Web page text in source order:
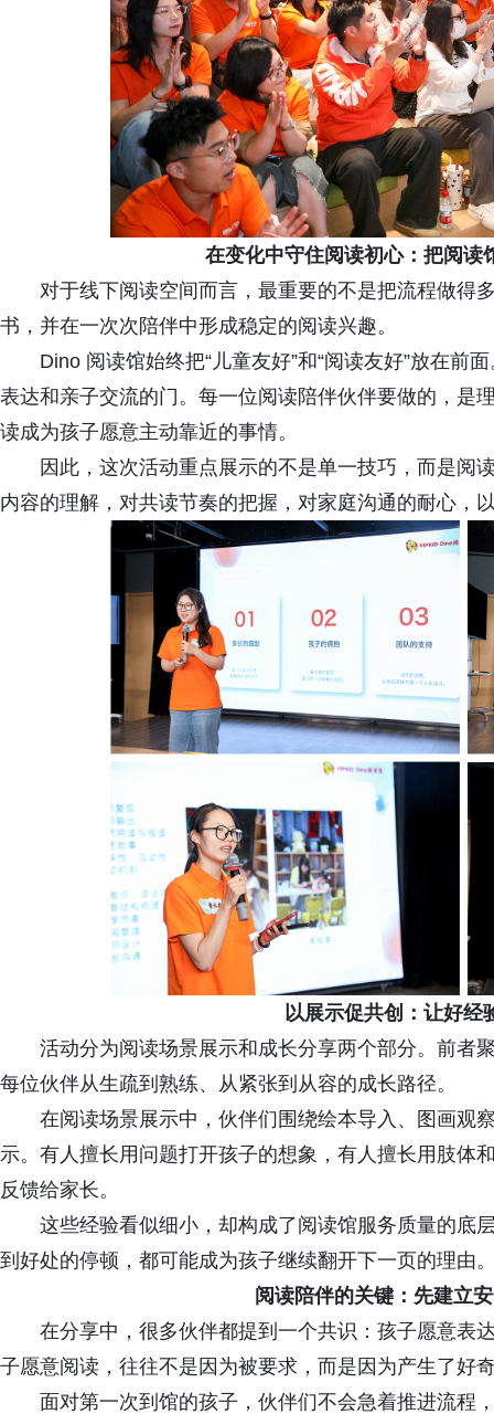
在变化中守住阅读初心：把阅读
对于线下阅读空间而言，最重要的不是把流程做得
书，并在一次次陪伴中形成稳定的阅读兴趣。
Dino 阅读馆始终把“儿童友好”和“阅读友好”放在前
表达和亲子交流的门。每一位阅读陪伴伙伴要做的，是
读成为孩子愿意主动靠近的事情。
因此，这次活动重点展示的不是单一技巧，而是阅
内容的理解，对共读节奏的把握，对家庭沟通的耐心，
以展示促共创：让好经
活动分为阅读场景展示和成长分享两个部分。前者
每位伙伴从生疏到熟练、从紧张到从容的成长路径。
在阅读场景展示中，伙伴们围绕绘本导入、图画观
示。有人擅长用问题打开孩子的想象，有人擅长用肢体
反馈给家长。
这些经验看似细小，却构成了阅读馆服务质量的底
到好处的停顿，都可能成为孩子继续翻开下一页的理由
阅读陪伴的关键：先建立
在分享中，很多伙伴都提到一个共识：孩子愿意表
子愿意阅读，往往不是因为被要求，而是因为产生了好
面对第一次到馆的孩子，伙伴们不会急着推进流程